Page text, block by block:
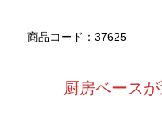
商品コード：37625
厨房ベース